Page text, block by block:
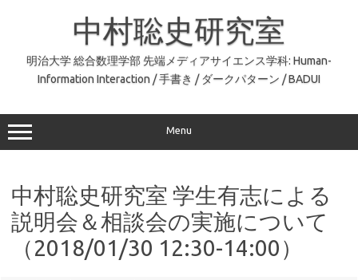
中村聡史研究室
明治大学 総合数理学部 先端メディアサイエンス学科: Human-
Information Interaction / 手書き / ダークパターン / BADUI
Menu
中村聡史研究室 学生有志による
説明会＆相談会の実施について
（2018/01/30 12:30-14:00）